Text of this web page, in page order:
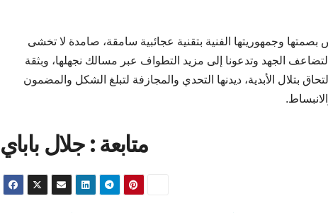
وجمهوريتها الفنية بتقنية عجائبية سامقة، صامدة لا تخشى
الجهد وتدعونا إلى مزيد التطواف عبر مسالك نجهلها، وبثقة
بتلال الأبدية، ديدنها التحدي والمجازفة لتبلغ الشكل والمضمون
متابعة : جلال باباي